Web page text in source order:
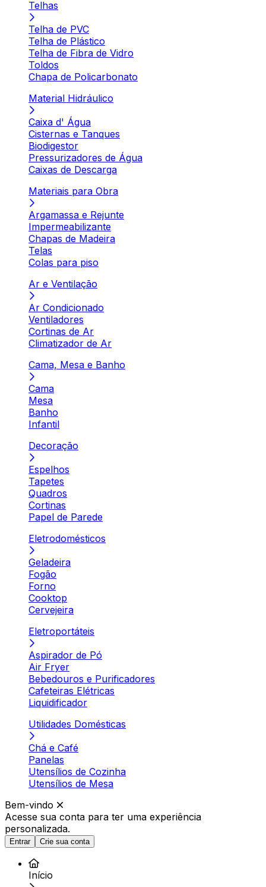
Telhas
Telha de PVC
Telha de Plástico
Telha de Fibra de Vidro
Toldos
Chapa de Policarbonato
Material Hidráulico
Caixa d' Água
Cisternas e Tanques
Biodigestor
Pressurizadores de Água
Caixas de Descarga
Materiais para Obra
Argamassa e Rejunte
Impermeabilizante
Chapas de Madeira
Telas
Colas para piso
Ar e Ventilação
Ar Condicionado
Ventiladores
Cortinas de Ar
Climatizador de Ar
Cama, Mesa e Banho
Cama
Mesa
Banho
Infantil
Decoração
Espelhos
Tapetes
Quadros
Cortinas
Papel de Parede
Eletrodomésticos
Geladeira
Fogão
Forno
Cooktop
Cervejeira
Eletroportáteis
Aspirador de Pó
Air Fryer
Bebedouros e Purificadores
Cafeteiras Elétricas
Liquidificador
Utilidades Domésticas
Chá e Café
Panelas
Utensílios de Cozinha
Utensílios de Mesa
Bem-vindo
Acesse sua conta para ter uma experiência
personalizada.
Entrar Crie sua conta
Início